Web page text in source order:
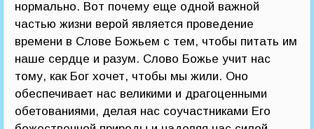
нормально. Вот почему еще одной важной
частью жизни верой является проведение
времени в Слове Божьем с тем, чтобы питать им
наше сердце и разум. Слово Божье учит нас
тому, как Бог хочет, чтобы мы жили. Оно
обеспечивает нас великими и драгоценными
обетованиями, делая нас соучастниками Его